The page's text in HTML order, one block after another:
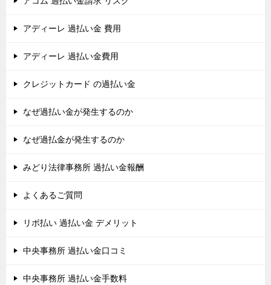
アディーレ 過払い金 費用
アディーレ 過払い金費用
クレジットカード の過払い金
なぜ過払い金が発生するのか
なぜ過払金が発生するのか
みどり法律事務所 過払い金報酬
よくあるご質問
リボ払い 過払い金 デメリット
中央事務所 過払い金口コミ
中央事務所 過払い金手数料